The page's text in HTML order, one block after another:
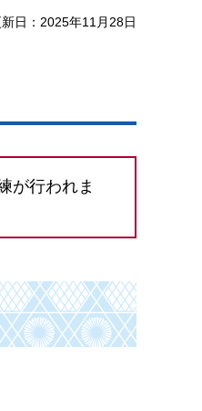
日：2025年11月28日
が行われま